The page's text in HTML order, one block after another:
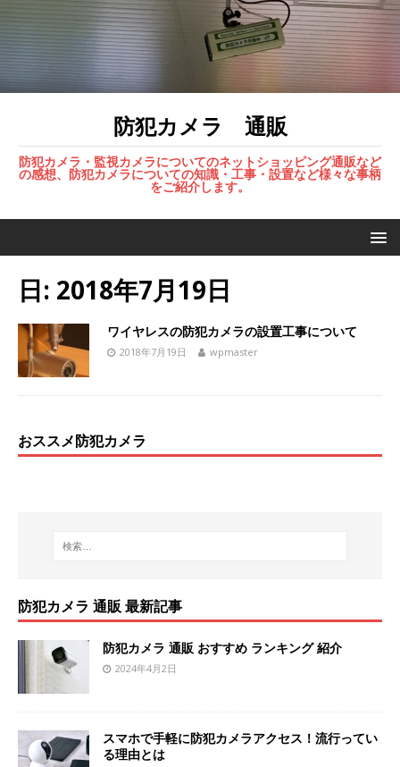
防犯カメラ 通販
防犯カメラ・監視カメラについてのネットショッピング通販など
の感想、防犯カメラについての知識・工事・設置など様々な事柄
をご紹介します。
日: 2018年7月19日
ワイヤレスの防犯カメラの設置工事について
2018年7月19日 wpmaster
おススメ防犯カメラ
防犯カメラ 通販 最新記事
防犯カメラ 通販 おすすめ ランキング 紹介
2024年4月2日
スマホで手軽に防犯カメラアクセス！流行ってい
る理由とは